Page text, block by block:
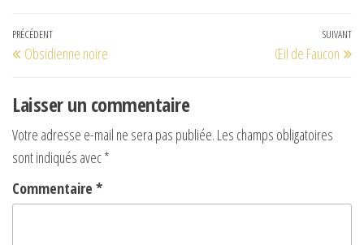
Navigation
de
l’article
Article
précédent
PRÉCÉDENT
Obsidienne noire
SUIVANT
Œil de Faucon
Laisser un commentaire
Votre adresse e-mail ne sera pas publiée. Les champs obligatoires
sont indiqués avec*
Commentaire *